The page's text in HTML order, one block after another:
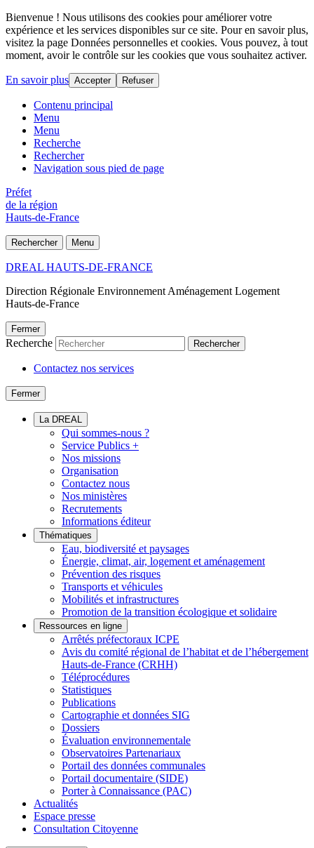
Bienvenue ! Nous utilisons des cookies pour améliorer votre
expérience et les services disponibles sur ce site. Pour en savoir plus,
visitez la page Données personnelles et cookies. Vous pouvez, à tout
moment, avoir le contrôle sur les cookies que vous souhaitez activer.
En savoir plus Accepter Refuser
Contenu principal
Menu
Menu
Recherche
Rechercher
Navigation sous pied de page
Préfet
de la région
Hauts-de-France
Rechercher Menu
DREAL HAUTS-DE-FRANCE
Direction Régionale Environnement Aménagement Logement
Hauts-de-France
Fermer
Recherche Rechercher
Contactez nos services
Fermer
La DREAL
Qui sommes-nous ?
Service Publics +
Nos missions
Organisation
Contactez nous
Nos ministères
Recrutements
Informations éditeur
Thématiques
Eau, biodiversité et paysages
Énergie, climat, air, logement et aménagement
Prévention des risques
Transports et véhicules
Mobilités et infrastructures
Promotion de la transition écologique et solidaire
Ressources en ligne
Arrêtés préfectoraux ICPE
Avis du comité régional de l’habitat et de l’hébergement
Hauts-de-France (CRHH)
Téléprocédures
Statistiques
Publications
Cartographie et données SIG
Dossiers
Évaluation environnementale
Observatoires Partenariaux
Portail des données communales
Portail documentaire (SIDE)
Porter à Connaissance (PAC)
Actualités
Espace presse
Consultation Citoyenne